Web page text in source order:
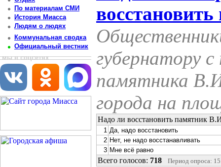
По материалам СМИ
История Миасса
Людям о людях
Коммунальная сводка
Официальный вестник
мы в соцсетях
губернатору
памятника
города на
Надо ли восстановить памятник
1 Да, надо восстановить
2 Нет, не надо восстанавливать
3 Мне всё равно
Всего голосов: 718 Период опроса: